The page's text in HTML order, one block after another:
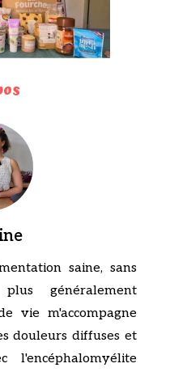
saine, sans
généralement
vie m'accompagne
douleurs diffuses et
l'encéphalomyélite